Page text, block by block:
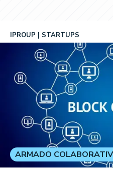
IPROUP STARTUPS
ARMADO